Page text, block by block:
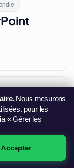
parcours
→
→
Nous mesurons
pour les
« Gérer les
Accepter